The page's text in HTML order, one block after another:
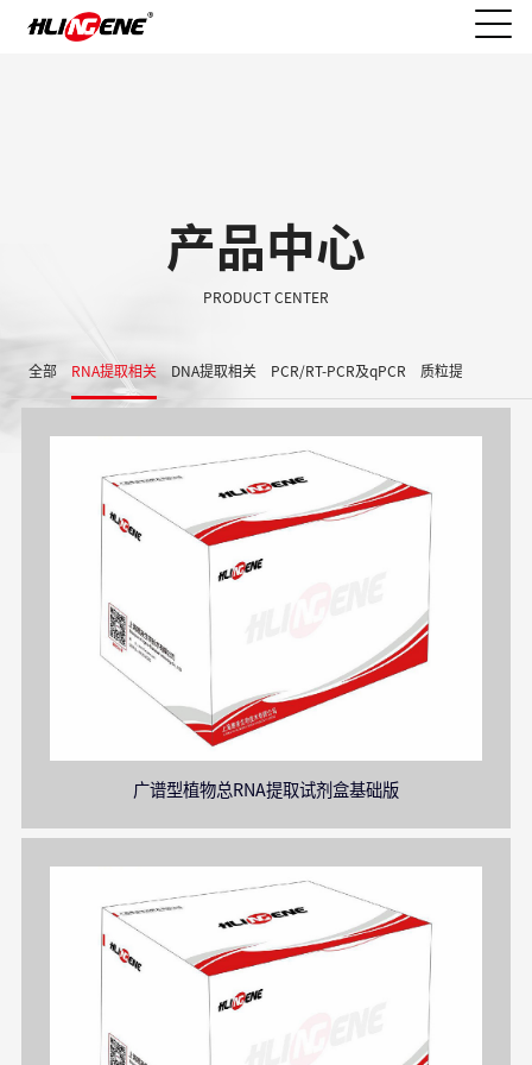
产品中心
PRODUCT CENTER
全部 RNA提取相关 DNA提取相关 PCR/RT-PCR及qPCR 质粒提取/胶回收
广谱型植物总RNA提取试剂盒基础版